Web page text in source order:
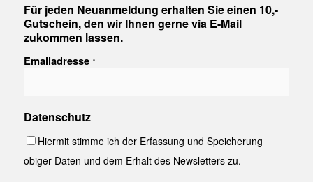
Für jeden Neuanmeldung erhalten Sie einen 10,-
Gutschein, den wir Ihnen gerne via E-Mail
zukommen lassen.
Emailadresse *
Datenschutz
Hiermit stimme ich der Erfassung und Speicherung
obiger Daten und dem Erhalt des Newsletters zu.